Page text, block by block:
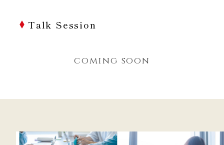
Talk Session
coming soon